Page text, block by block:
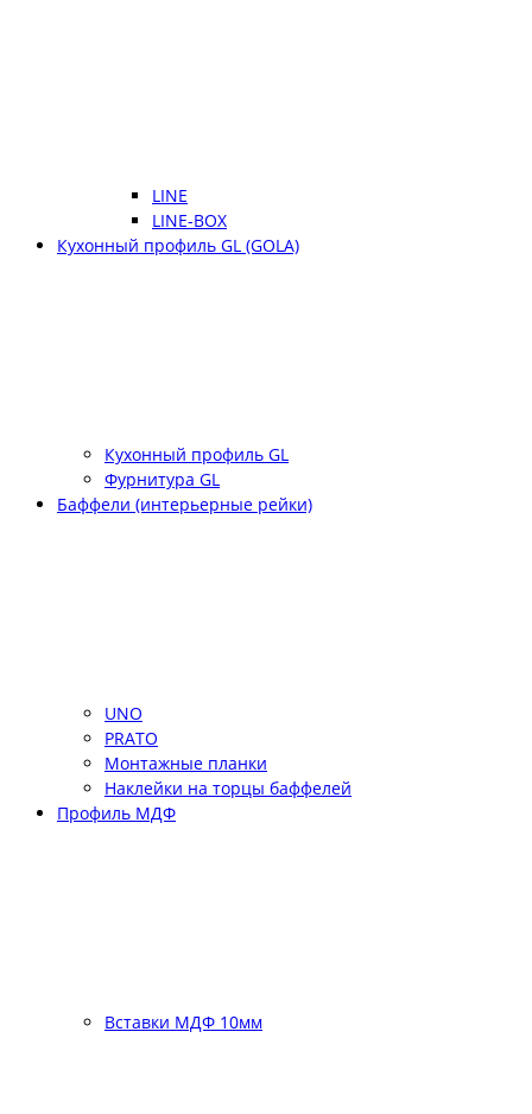
LINE
LINE-BOX
Кухонный профиль GL (GOLA)
Кухонный профиль GL
Фурнитура GL
Баффели (интерьерные рейки)
UNO
PRATO
Монтажные планки
Наклейки на торцы баффелей
Профиль МДФ
Вставки МДФ 10мм